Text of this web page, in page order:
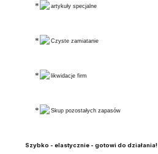
artykuły specjalne
Czyste zamiatanie
likwidacje firm
Skup pozostałych zapasów
Szybko - elastycznie - gotowi do działania!